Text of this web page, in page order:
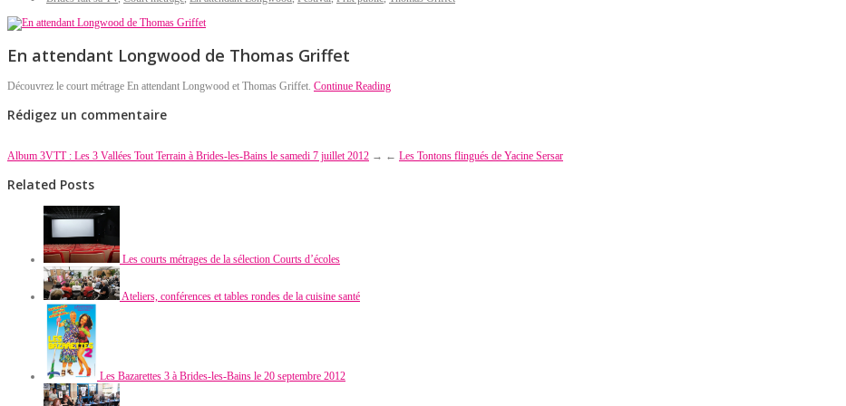
En attendant Longwood de Thomas Griffet
Découvrez le court métrage En attendant Longwood et Thomas Griffet. Continue Reading
Rédigez un commentaire
Album 3VTT : Les 3 Vallées Tout Terrain à Brides-les-Bains le samedi 7 juillet 2012 → ← Les Tontons flingués de Yacine Sersar
Related Posts
Les courts métrages de la sélection Courts d’écoles
Ateliers, conférences et tables rondes de la cuisine santé
Les Bazarettes 3 à Brides-les-Bains le 20 septembre 2012